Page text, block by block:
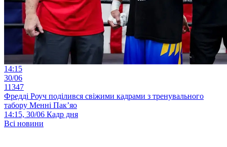
14:15
30/06
11347
Фредді Роуч поділився свіжими кадрами з тренувального
табору Менні Пак’яо
14:15, 30/06 Кадр дня
Всі новини